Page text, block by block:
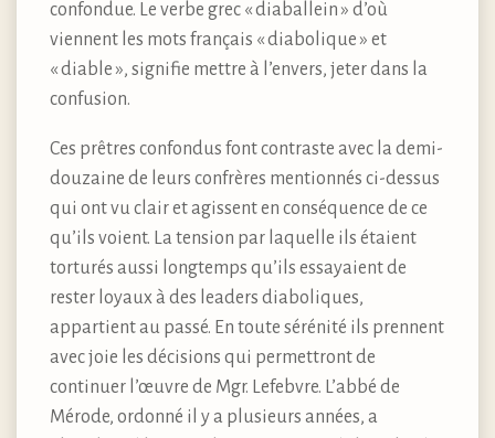
confondue. Le verbe grec « diaballein » d’où
viennent les mots français « diabolique » et
« diable », signifie mettre à l’envers, jeter dans la
confusion.
Ces prêtres confondus font contraste avec la demi-
douzaine de leurs confrères mentionnés ci-dessus
qui ont vu clair et agissent en conséquence de ce
qu’ils voient. La tension par laquelle ils étaient
torturés aussi longtemps qu’ils essayaient de
rester loyaux à des leaders diaboliques,
appartient au passé. En toute sérénité ils prennent
avec joie les décisions qui permettront de
continuer l’œuvre de Mgr. Lefebvre. L’abbé de
Mérode, ordonné il y a plusieurs années, a